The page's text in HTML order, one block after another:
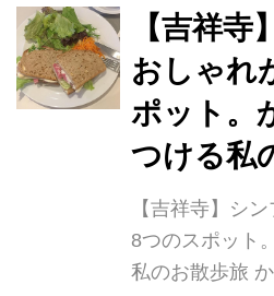
【吉祥寺
おしゃれ
ポット。
つける私
【吉祥寺】シ
8つのスポット
私のお散歩旅